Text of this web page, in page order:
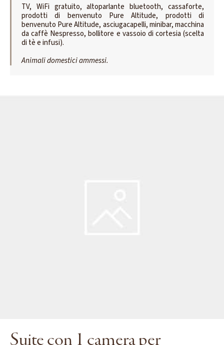
TV, WiFi gratuito, altoparlante bluetooth, cassaforte,
prodotti di benvenuto Pure Altitude, prodotti di
benvenuto Pure Altitude, asciugacapelli, minibar, macchina
da caffè Nespresso, bollitore e vassoio di cortesia (scelta
di tè e infusi).
Animali domestici ammessi.